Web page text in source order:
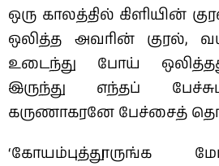
ஒரு காலத்தில் கிளியின்
ஒலித்த அவரின் குரல்,
உடைந்து போய்
இருந்து எந்தப்
கருணாகரனே பேச்சைத்
‘கோயம்புத்தூருங்க